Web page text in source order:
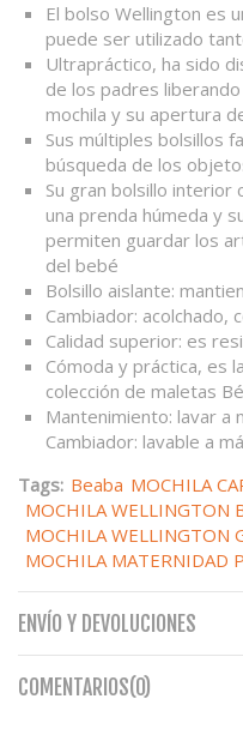
El bolso Wellington es
puede ser utilizado
Ultrapráctico, ha sido
de los padres
mochila y su apertura
Sus múltiples bolsillos
búsqueda de los
Su gran bolsillo
una prenda húmeda y
permiten guardar los
del bebé
Bolsillo aislante:
Cambiador: acolchado,
Calidad superior: es
Cómoda y práctica, es
colección de maletas
Mantenimiento: lavar a
Cambiador: lavable a
Tags: Beaba MOCHILA
MOCHILA WELLINGTON
MOCHILA WELLINGTON
MOCHILA MATERNIDAD
ENVÍO Y DEVOLUCIONES
COMENTARIOS(0)